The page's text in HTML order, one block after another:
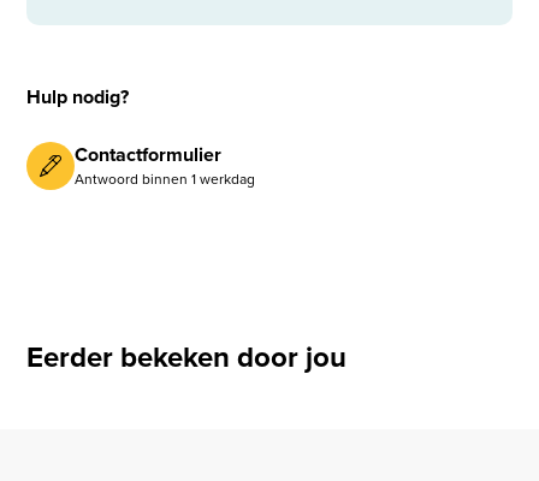
Hulp nodig?
Contactformulier
Antwoord binnen 1 werkdag
Eerder bekeken door jou